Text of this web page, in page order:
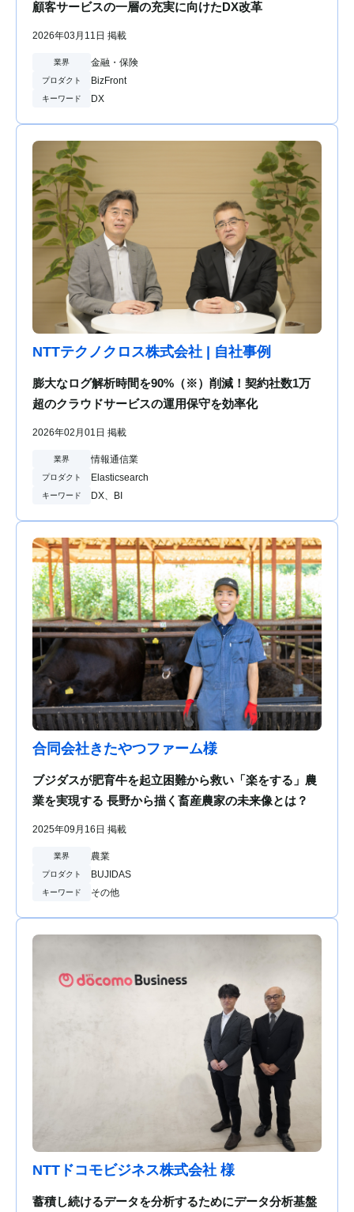
顧客サービスの一層の充実に向けたDX改革
2026年03月11日 掲載
業界 金融・保険
プロダクト BizFront
キーワード DX
NTTテクノクロス株式会社 | 自社事例
膨大なログ解析時間を90%（※）削減！契約社数1万
超のクラウドサービスの運用保守を効率化
2026年02月01日 掲載
業界 情報通信業
プロダクト Elasticsearch
キーワード DX、BI
合同会社きたやつファーム様
ブジダスが肥育牛を起立困難から救い「楽をする」農
業を実現する 長野から描く畜産農家の未来像とは？
2025年09月16日 掲載
業界 農業
プロダクト BUJIDAS
キーワード その他
NTTドコモビジネス株式会社 様
蓄積し続けるデータを分析するためにデータ分析基盤